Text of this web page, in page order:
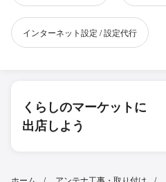
インターネット設定 / 設定代行
くらしのマーケットに
出店しよう